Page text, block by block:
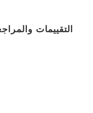
التقييمات